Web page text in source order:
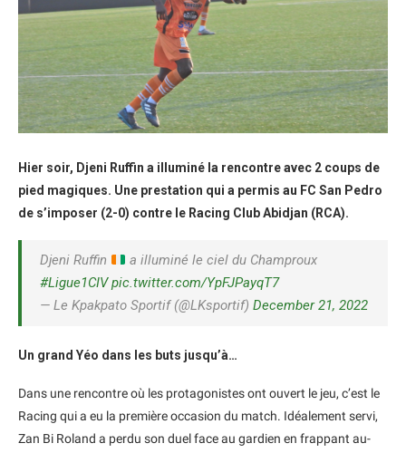
Hier soir, Djeni Ruffin a illuminé la rencontre avec 2 coups de
pied magiques. Une prestation qui a permis au FC San Pedro
de s’imposer (2-0) contre le Racing Club Abidjan (RCA).
Djeni Ruffin
a illuminé le ciel du Champroux
#Ligue1CIV pic.twitter.com/YpFJPayqT7
— Le Kpakpato Sportif (@LKsportif) December 21, 2022
Un grand Yéo dans les buts jusqu’à…
Dans une rencontre où les protagonistes ont ouvert le jeu, c’est le
Racing qui a eu la première occasion du match. Idéalement servi,
Zan Bi Roland a perdu son duel face au gardien en frappant au-